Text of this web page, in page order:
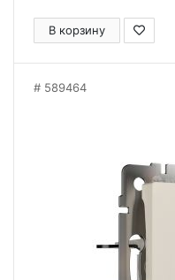
В корзину
589464